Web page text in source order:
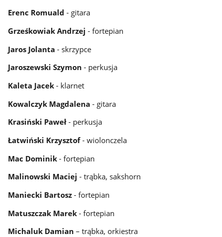
Erenc Romuald - gitara
Grześkowiak Andrzej - fortepian
Jaros Jolanta - skrzypce
Jaroszewski Szymon - perkusja
Kaleta Jacek - klarnet
Kowalczyk Magdalena - gitara
Krasiński Paweł - perkusja
Łatwiński Krzysztof- wiolonczela
Mac Dominik - fortepian
Malinowski Maciej - trąbka, sakshorn
Maniecki Bartosz - fortepian
Matuszczak Marek - fortepian
Michaluk Damian – trąbka, orkiestra